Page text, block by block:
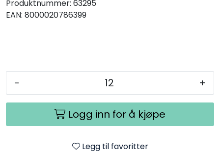
Produktnummer: 63295
EAN: 8000020786399
- +
Logg inn for å kjøpe
Legg til favoritter